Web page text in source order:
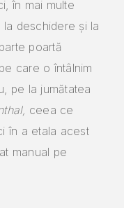
în mai multe
deschidere și la
poartă
care o întâlnim
pe la jumătatea
ceea ce
în a etala acest
manual pe